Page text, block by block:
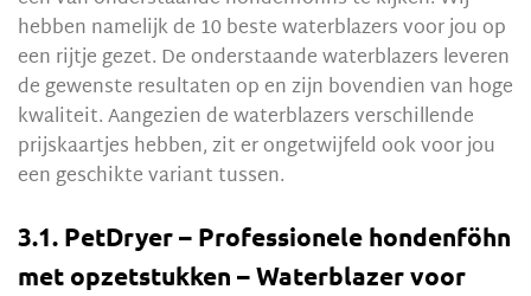
hebben namelijk de 10 beste waterblazers voor jou op
een rijtje gezet. De onderstaande waterblazers leveren
de gewenste resultaten op en zijn bovendien van hoge
kwaliteit. Aangezien de waterblazers verschillende
prijskaartjes hebben, zit er ongetwijfeld ook voor jou
een geschikte variant tussen.
3.1. PetDryer – Professionele hondenföhn
met opzetstukken – Waterblazer voor